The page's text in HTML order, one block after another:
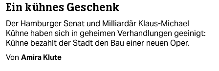
Ein kühnes Geschenk
Der Hamburger Senat und Milliardär Klaus-Michael
Kühne haben sich in geheimen Verhandlungen geeinigt:
Kühne bezahlt der Stadt den Bau einer neuen Oper.
Von Amira Klute